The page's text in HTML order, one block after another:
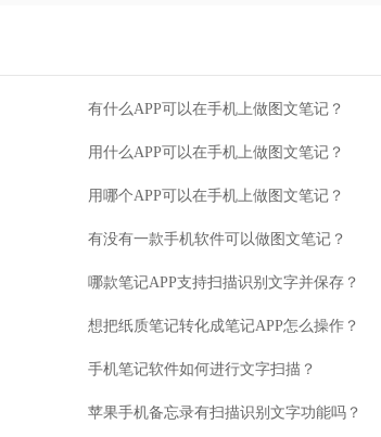
有什么APP可以在手机上做图文笔记？
用什么APP可以在手机上做图文笔记？
用哪个APP可以在手机上做图文笔记？
有没有一款手机软件可以做图文笔记？
哪款笔记APP支持扫描识别文字并保存？
想把纸质笔记转化成笔记APP怎么操作？
手机笔记软件如何进行文字扫描？
苹果手机备忘录有扫描识别文字功能吗？